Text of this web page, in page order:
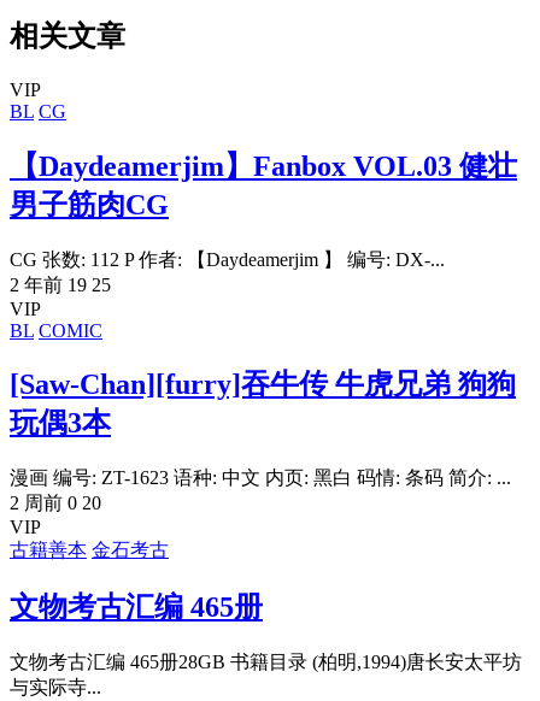
相关文章
VIP
BL CG
【Daydeamerjim】Fanbox VOL.03 健壮
男子筋肉CG
CG 张数: 112 P 作者: 【Daydeamerjim 】 编号: DX-...
2 年前 19 25
VIP
BL COMIC
[Saw-Chan][furry]吞牛传 牛虎兄弟 狗狗
玩偶3本
漫画 编号: ZT-1623 语种: 中文 内页: 黑白 码情: 条码 简介: ...
2 周前 0 20
VIP
古籍善本 金石考古
文物考古汇编 465册
文物考古汇编 465册28GB 书籍目录 (柏明,1994)唐长安太平坊
与实际寺...